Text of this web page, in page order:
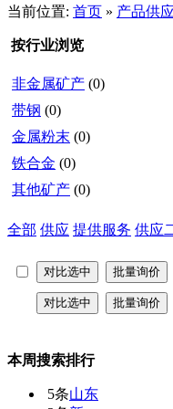
当前位置: 首页 » 产品供应
按行业浏览
非金属矿产 (0)
带钢 (0)
金属粉末 (0)
铁合金 (0)
其他矿产 (0)
全部 供应 提供服务 供应
本周搜索排行
5条山东